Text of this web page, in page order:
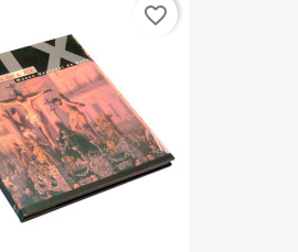
favorite_border